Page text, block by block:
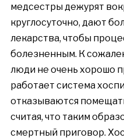
медсестры дежурят
круглосуточно, дают
лекарства, чтобы
болезненным. К
люди не очень хорошо
работает система
отказываются
считая, что таким
смертный приговор.